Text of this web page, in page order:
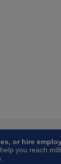
or hire
you reach